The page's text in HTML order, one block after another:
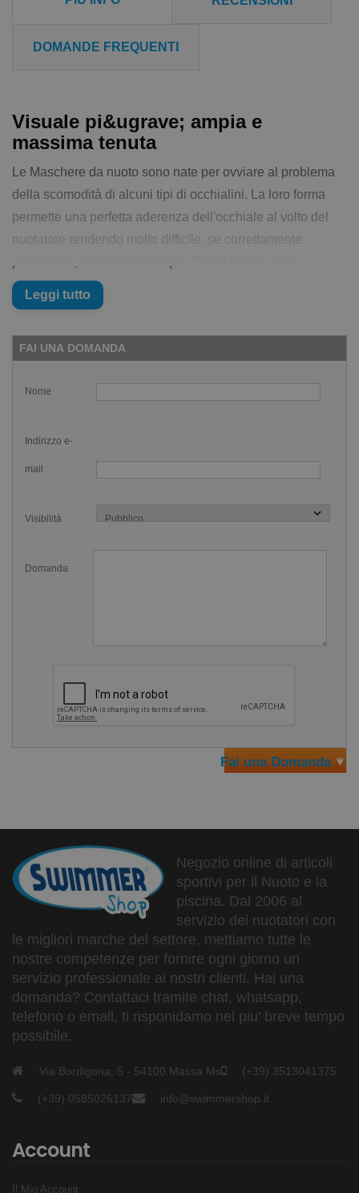
DOMANDE FREQUENTI
Visuale pi&ugrave; ampia e
massima tenuta
Le Maschere da nuoto sono nate per ovviare al problema
della scomodità di alcuni tipi di occhialini. La loro forma
permette una perfetta aderenza dell'occhiale al volto del
nuotatore rendendo molto difficile, se correttamente
appannamento, lenti ampia per una migliore visuale,
protezione anti UV, elastico in silicone regolabile. Lenti in
in acque libere!
Leggi tutto
FAI UNA DOMANDA
Nome
Indirizzo e-
mail
Visibilità
Domanda
Fai una Domanda
Negozio online di articoli
sportivi per il Nuoto e la
piscina. Dal 2006 al
servizio dei nuotatori con
le migliori marche del settore, mettiamo tutte le
nostre competenze per fornire ogni giorno un
servizio professionale ai nostri clienti. Hai una
domanda? Contattaci tramite chat, whatsapp,
telefono o email, ti risponidamo nel piu' breve tempo
possibile.
Via Bordigona, 5 - 54100 Massa Ms (+39) 3513041375
(+39) 0585026137 info@swimmershop.it
Account
Il Mio Account